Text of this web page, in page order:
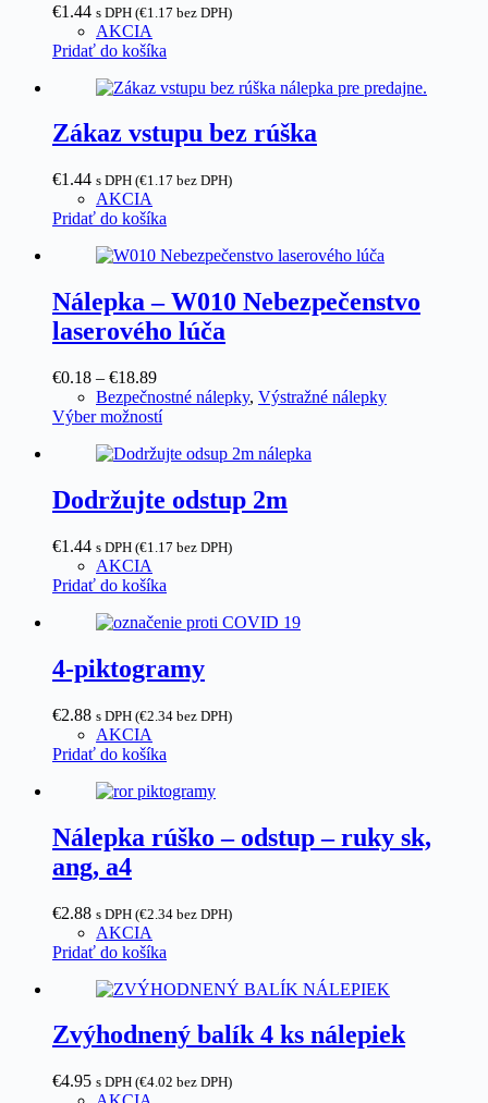
môžete
na
produktu.
€1.44 s DPH (€1.17 bez DPH)
AKCIA
Pridať do košíka
Zákaz vstupu bez rúška
€1.44 s DPH (€1.17 bez DPH)
AKCIA
Pridať do košíka
Nálepka – W010 Nebezpečenstvo
laserového lúča
€0.18 – €18.89Price
range:
€0.18
€18.89
Bezpečnostné nálepky, Výstražné nálepky
Výber možnostíTento
má
variantov.
Možnosti
môžete
na
produktu.
Dodržujte odstup 2m
€1.44 s DPH (€1.17 bez DPH)
AKCIA
Pridať do košíka
4-piktogramy
€2.88 s DPH (€2.34 bez DPH)
AKCIA
Pridať do košíka
Nálepka rúško – odstup – ruky sk,
ang, a4
€2.88 s DPH (€2.34 bez DPH)
AKCIA
Pridať do košíka
Zvýhodnený balík 4 ks nálepiek
€4.95 s DPH (€4.02 bez DPH)